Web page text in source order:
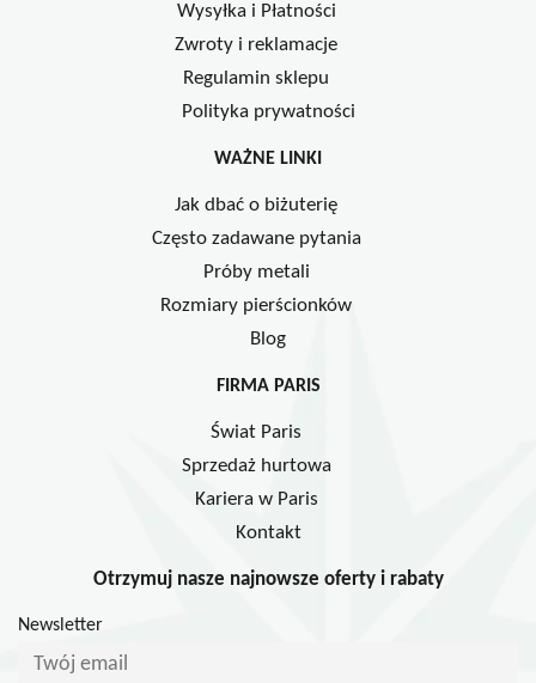
Wysyłka i Płatności
Zwroty i reklamacje
Regulamin sklepu
Polityka prywatności
WAŻNE LINKI
Jak dbać o biżuterię
Często zadawane pytania
Próby metali
Rozmiary pierścionków
Blog
FIRMA PARIS
Świat Paris
Sprzedaż hurtowa
Kariera w Paris
Kontakt
Otrzymuj nasze najnowsze oferty i rabaty
Newsletter